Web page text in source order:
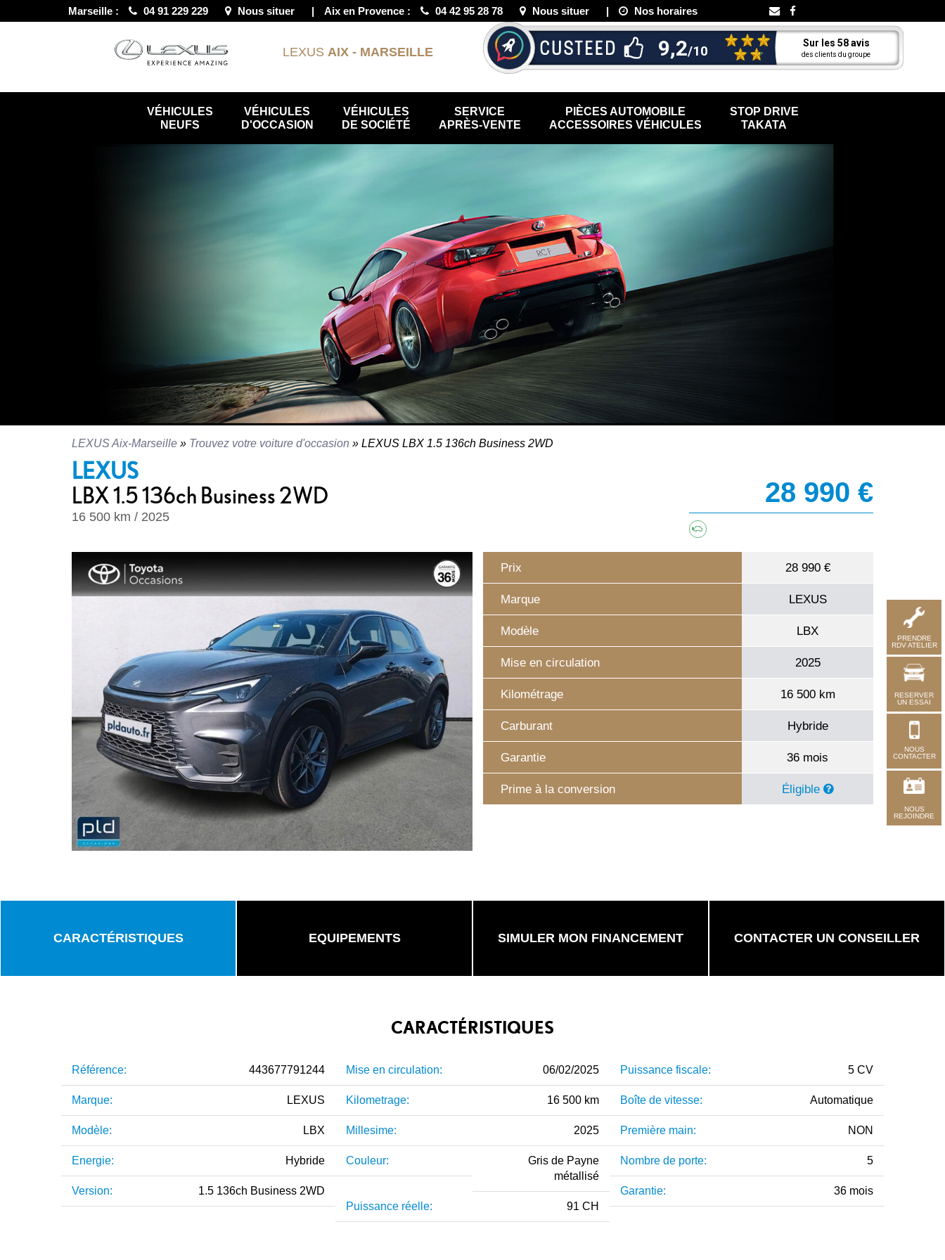
PRENDRE
RDV ATELIER
RESERVER
UN ESSAI
NOUS
CONTACTER
NOUS
REJOINDRE
Marseille : 04 91 229 229 Nous situer | Aix en Provence : 04 42 95 28 78 Nous situer | Nos horaires
LEXUS AIX - MARSEILLE
VÉHICULES
NEUFS
VÉHICULES
D'OCCASION
VÉHICULES
DE SOCIÉTÉ
SERVICE
APRÈS-VENTE
PIÈCES AUTOMOBILE
ACCESSOIRES VÉHICULES
STOP DRIVE
TAKATA
LEXUS Aix-Marseille » Trouvez votre voiture d'occasion » LEXUS LBX 1.5 136ch Business 2WD
LEXUS
LBX 1.5 136ch Business 2WD
16 500 km / 2025
28 990 €
Prix 28 990 €
Marque LEXUS
Modèle LBX
Mise en circulation 2025
Kilométrage 16 500 km
Carburant Hybride
Garantie 36 mois
Prime à la conversion Éligible
CARACTÉRISTIQUES EQUIPEMENTS SIMULER MON FINANCEMENT CONTACTER UN CONSEILLER
CARACTÉRISTIQUES
Référence: 443677791244
Marque: LEXUS
Modèle: LBX
Energie: Hybride
Version: 1.5 136ch Business 2WD
Mise en circulation: 06/02/2025
Kilometrage: 16 500 km
Millesime: 2025
Couleur:
Gris de Payne
métallisé
Puissance réelle: 91 CH
Puissance fiscale: 5 CV
Boîte de vitesse: Automatique
Première main: NON
Nombre de porte: 5
Garantie: 36 mois